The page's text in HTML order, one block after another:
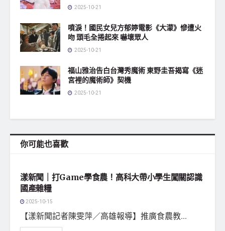
2025-10-21
噴淚！國民女兒方郁婷電影《大濛》慘遭火
吻 頭毛全捲起來 嚇壞眾人
2025-10-21
福山雅治告白台灣秀魔術 東野圭吾揭寫《迷
宮裡的魔術師》契機
2025-10-21
你可能也喜歡
漾新聞｜打Game學食農！高科大帶小學生闖關認識
國產雜糧
2025-10-15
【漾新聞記者陳雯萍／高雄報導】推廣食農教...